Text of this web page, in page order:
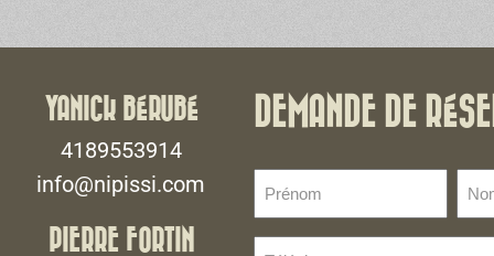
YANICK BÉRUBÉ
4189553914
info@nipissi.com
PIERRE FORTIN
DEMANDE DE
(Nécessaire)
de